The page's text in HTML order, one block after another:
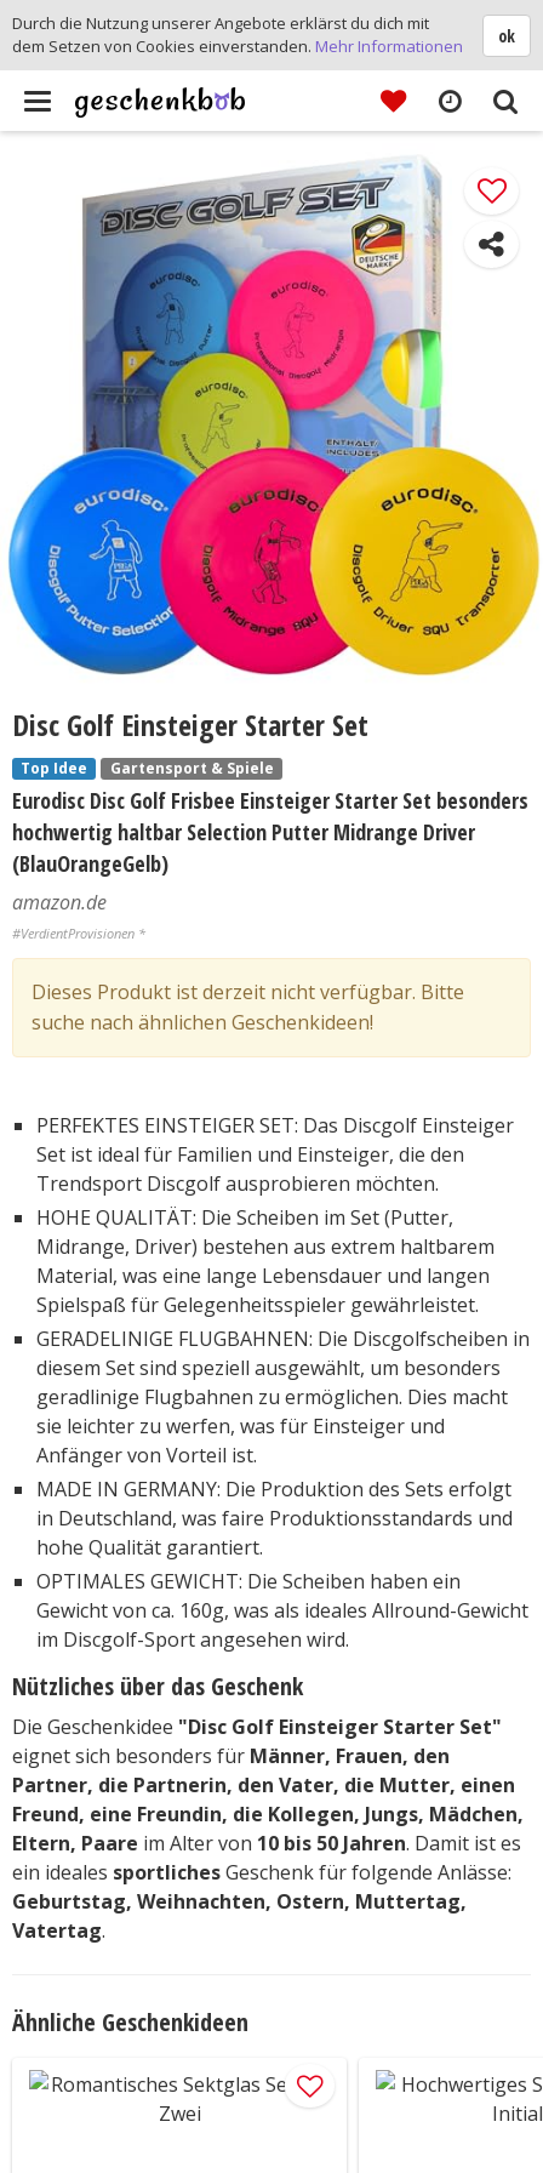
Toggle
Disc Golf Einsteiger Starter Set
Top Idee Gartensport & Spiele
Eurodisc Disc Golf Frisbee Einsteiger Starter Set besonders
hochwertig haltbar Selection Putter Midrange Driver
(BlauOrangeGelb)
amazon.de
#VerdientProvisionen *
Dieses Produkt ist derzeit nicht verfügbar. Bitte
suche nach ähnlichen Geschenkideen!
PERFEKTES EINSTEIGER SET: Das Discgolf Einsteiger
Set ist ideal für Familien und Einsteiger, die den
Trendsport Discgolf ausprobieren möchten.
HOHE QUALITÄT: Die Scheiben im Set (Putter,
Midrange, Driver) bestehen aus extrem haltbarem
Material, was eine lange Lebensdauer und langen
Spielspaß für Gelegenheitsspieler gewährleistet.
GERADELINIGE FLUGBAHNEN: Die Discgolfscheiben in
diesem Set sind speziell ausgewählt, um besonders
geradlinige Flugbahnen zu ermöglichen. Dies macht
sie leichter zu werfen, was für Einsteiger und
Anfänger von Vorteil ist.
MADE IN GERMANY: Die Produktion des Sets erfolgt
in Deutschland, was faire Produktionsstandards und
hohe Qualität garantiert.
OPTIMALES GEWICHT: Die Scheiben haben ein
Gewicht von ca. 160g, was als ideales Allround-Gewicht
im Discgolf-Sport angesehen wird.
Nützliches über das Geschenk
Die Geschenkidee "Disc Golf Einsteiger Starter Set"
eignet sich besonders für Männer, Frauen, den
Partner, die Partnerin, den Vater, die Mutter, einen
Freund, eine Freundin, die Kollegen, Jungs, Mädchen,
Eltern, Paare im Alter von 10 bis 50 Jahren. Damit ist es
ein ideales sportlichesGeschenk für folgende Anlässe:
Geburtstag, Weihnachten, Ostern, Muttertag,
Vatertag.
Ähnliche Geschenkideen
ok
Durch die Nutzung unserer Angebote erklärst du dich mit
dem Setzen von Cookies einverstanden. Mehr Informationen